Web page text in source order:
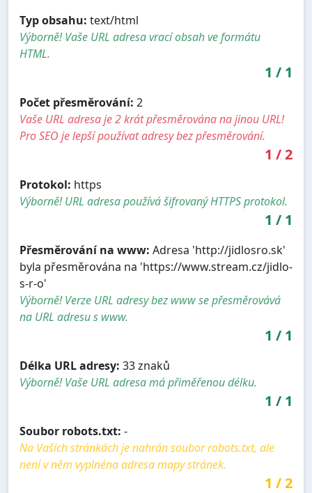
Typ obsahu: text/html
Výborně! Vaše URL adresa vrací obsah ve formátu
HTML.
1 / 1
Počet přesměrování: 2
Vaše URL adresa je 2 krát přesměrována na jinou URL!
Pro SEO je lepší používat adresy bez přesměrování.
1 /2
Protokol: https
Výborně! URL adresa používá šifrovaný HTTPS protokol.
1 / 1
Přesměrování na www: Adresa 'http://jidlosro.sk'
byla přesměrována na 'https://www.stream.cz/jidlo-
s-r-o'
Výborně! Verze URL adresy bez www se přesměrovává
na URL adresu s www.
1 / 1
Délka URL adresy: 33 znaků
Výborně! Vaše URL adresa má přiměřenou délku.
1 / 1
Soubor robots.txt: -
Na Vašich stránkách je nahrán soubor robots.txt, ale
není v něm vyplnéna adresa mapy stránek.
1 /2